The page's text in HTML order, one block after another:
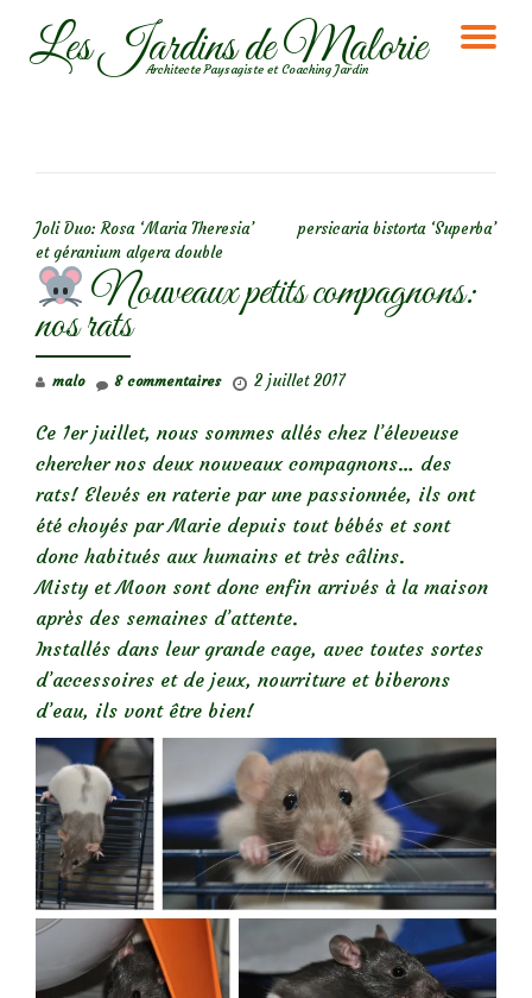
AllerLes Jardins de Malorie
Architecte Paysagiste et Coaching Jardin
Joli Duo: Rosa ‘Maria Theresia’
et géranium algera double
persicaria bistorta ‘Superba’
Nouveaux petits compagnons:
nos rats
malo 2 juillet 2017
8 commentaires
Ce 1er juillet, nous sommes allés chez l’éleveuse
chercher nos deux nouveaux compagnons… des
rats! Elevés en raterie par une passionnée, ils ont
été choyés par Marie depuis tout bébés et sont
donc habitués aux humains et très câlins.
Misty et Moon sont donc enfin arrivés à la maison
après des semaines d’attente.
Installés dans leur grande cage, avec toutes sortes
d’accessoires et de jeux, nourriture et biberons
d’eau, ils vont être bien!